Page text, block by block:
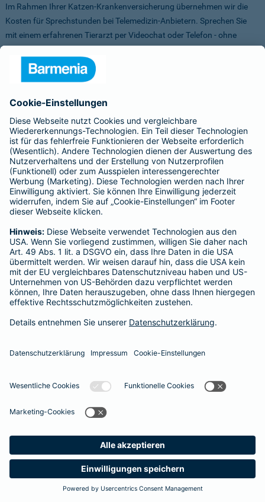
Suche Produkte
Barmenia
Im Rahmen Ihrer Katzen-Krankenversicherung übernehmen wir die
Kosten für Sprechstunden bei Telemedizin-Anbietern. Sprechen Sie
mit einem erfahrenen Tierarzt per Videochat oder Telefon - ohne
Stress für Sie und Ihr Tier.
Um Ihnen die Auswahl der Anbieter zu erleichtern, haben wir vorab
Anbieter verglichen, getestet und Vorteile für Sie vereinbart. Sowohl
bei FirstVet als auch bei Pfotendoctor profitieren Sie von einer
Direktabrechnung. Die Kosten werden also direkt zwischen dem
Anbieter und uns abgerechnet.
Für mehr Infos zu den Anbietern klicken Sie auf die Logos.
365 Tage / 24 Stunden
365 Tage / 24 Stunden